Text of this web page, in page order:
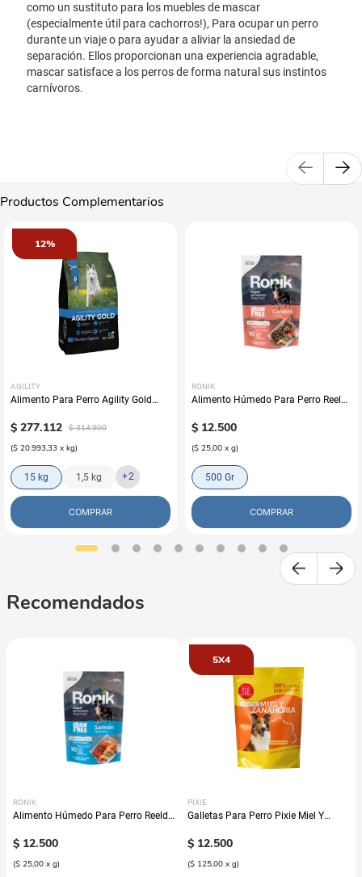
como un sustituto para los muebles de mascar
(especialmente útil para cachorros!), Para ocupar un perro
durante un viaje o para ayudar a aliviar la ansiedad de
separación. Ellos proporcionan una experiencia agradable,
mascar satisface a los perros de forma natural sus instintos
carnívoros.
Productos Complementarios
12%
AGILITY
Alimento Para Perro Agility Gold
$ 277.112 $ 314.900
($ 20.993,33 x kg)
15 kg 1,5 kg +2
COMPRAR
RONIK
Alimento Húmedo Para Perro Reelds
$ 12.500
($ 25,00 x g)
500 Gr
COMPRAR
Recomendados
RONIK
Alimento Húmedo Para Perro Reelds
$ 12.500
($ 25,00 x g)
5X4
PIXIE
Galletas Para Perro Pixie Miel Y
$ 12.500
($ 125,00 x g)